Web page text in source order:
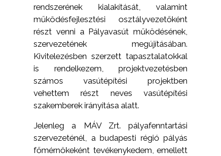
rendszerének kialakítását, valamint
működésfejlesztési osztályvezetőként
részt venni a Pályavasút működésének,
szervezetének megújításában.
Kivitelezésben szerzett tapasztalatokkal
is rendelkezem, projektvezetésben
számos vasútépítési projektben
vehettem részt neves vasútépítési
szakemberek irányítása alatt.
Jelenleg a MÁV Zrt. pályafenntartási
szervezeténél, a budapesti régió pályás
főmérnökeként tevékenykedem, emellett